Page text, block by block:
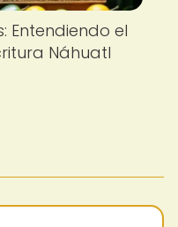
Entendiendo el
Náhuatl